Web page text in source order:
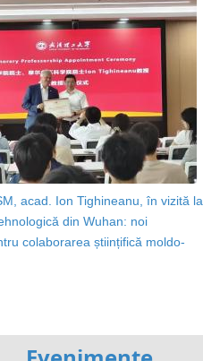
acad. Ion Tighineanu, în vizită la
din Wuhan: noi
colaborarea științifică moldo-